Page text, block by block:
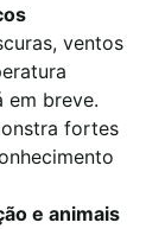
ventos
em breve.
fortes
e animais